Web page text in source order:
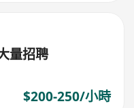
量招聘
$200-250/小時